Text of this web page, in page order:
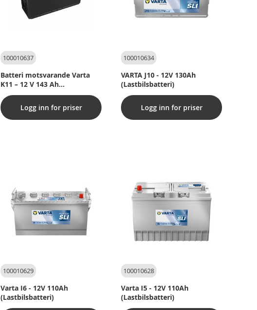
100010637
Batteri motsvarande Varta
K11 – 12 V 143 Ah
(lastbilsbatteri)
Logg inn for priser
100010634
VARTA J10 - 12V 130Ah
(Lastbilsbatteri)
Logg inn for priser
100010629
Varta I6 - 12V 110Ah
(Lastbilsbatteri)
100010628
Varta I5 - 12V 110Ah
(Lastbilsbatteri)